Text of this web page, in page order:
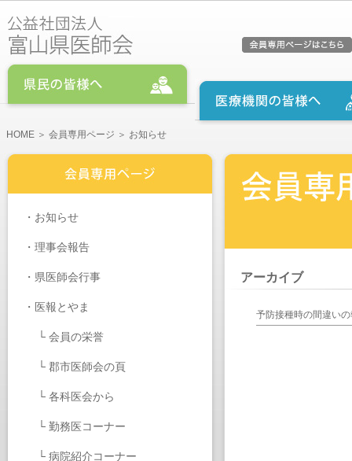
HOME ＞ 会員専用ページ ＞ お知らせ
・ お知らせ
・ 理事会報告
・ 県医師会行事
・医報とやま
└ 会員の栄誉
└ 郡市医師会の頁
└ 各科医会から
└ 勤務医コーナー
└ 病院紹介コーナー
アーカイブ
予防接種時の間違い